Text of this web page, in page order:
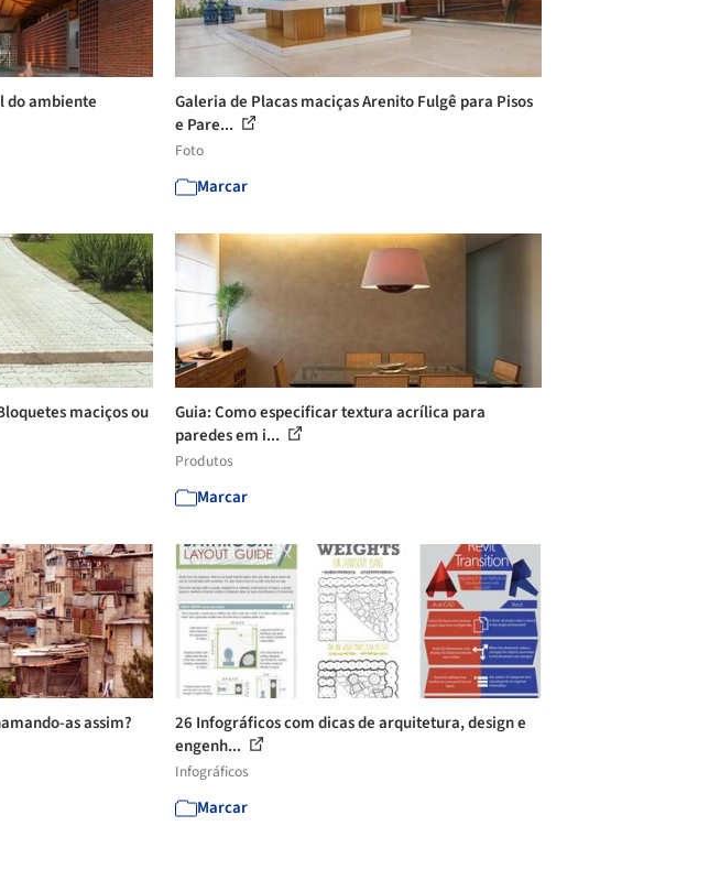
do ambiente
Galeria de Placas maciças Arenito Fulgê para Pisos
e Pare...
Foto
Marcar
maciços ou
Guia: Como especificar textura acrílica para
paredes em i...
Produtos
Marcar
as assim?
26 Infográficos com dicas de arquitetura, design e
engenh...
Infográficos
Marcar